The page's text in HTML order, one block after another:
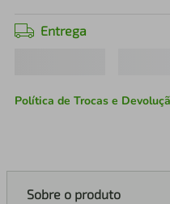
Entrega
Política de Trocas e
Sobre o produto